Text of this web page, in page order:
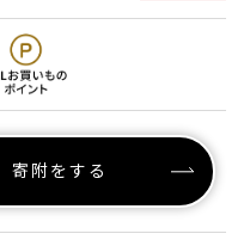
寄附をする